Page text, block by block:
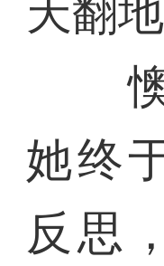
天翻地
懊
她终
反思